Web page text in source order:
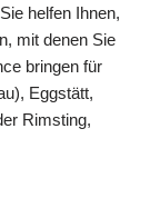
helfen Ihnen,
mit denen Sie
bringen für
Eggstätt,
Rimsting,